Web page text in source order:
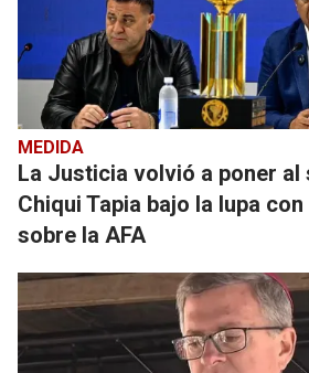
MEDIDA
La Justicia volvió a poner al
Chiqui Tapia bajo la lupa
sobre la AFA